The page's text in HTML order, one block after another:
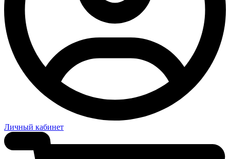
Личный кабинет